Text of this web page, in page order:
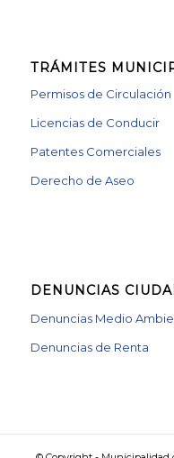
TRÁMITES
Permisos de Circulación
Licencias de Conducir
Patentes Comerciales
Derecho de Aseo
DENUNCIAS
Denuncias Medio
Denuncias de Renta